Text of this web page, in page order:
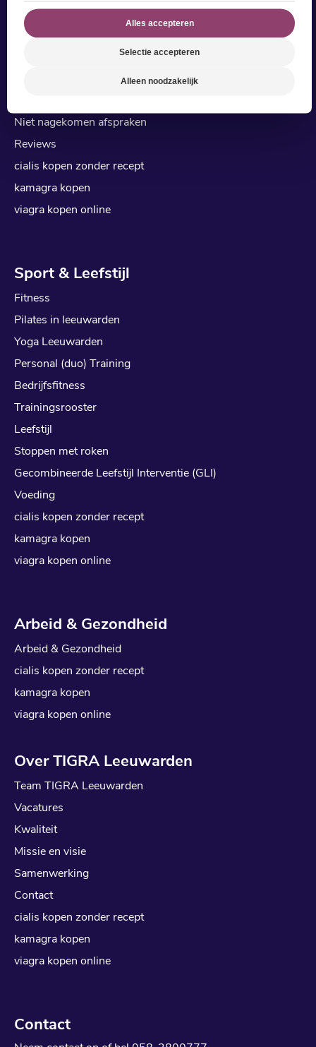
Alles accepteren
Selectie accepteren
Alleen noodzakelijk
CogniTrain
ReAttach
Fysiotherapie aan Huis
Niet nagekomen afspraken
Reviews
cialis kopen zonder recept
kamagra kopen
viagra kopen online
Sport & Leefstijl
Fitness
Pilates in leeuwarden
Yoga Leeuwarden
Personal (duo) Training
Bedrijfsfitness
Trainingsrooster
Leefstijl
Stoppen met roken
Gecombineerde Leefstijl Interventie (GLI)
Voeding
cialis kopen zonder recept
kamagra kopen
viagra kopen online
Arbeid & Gezondheid
Arbeid & Gezondheid
cialis kopen zonder recept
kamagra kopen
viagra kopen online
Over TIGRA Leeuwarden
Team TIGRA Leeuwarden
Vacatures
Kwaliteit
Missie en visie
Samenwerking
Contact
cialis kopen zonder recept
kamagra kopen
viagra kopen online
Contact